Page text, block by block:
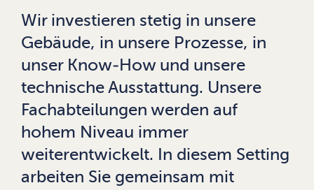
Wir investieren stetig in unsere
Gebäude, in unsere Prozesse, in
unser Know-How und unsere
technische Ausstattung. Unsere
Fachabteilungen werden auf
hohem Niveau immer
weiterentwickelt. In diesem Setting
arbeiten Sie gemeinsam mit